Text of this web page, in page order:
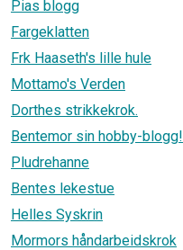
Pias blogg
Fargeklatten
Frk Haaseth's lille hule
Mottamo's Verden
Dorthes strikkekrok.
Bentemor sin hobby-blogg!
Pludrehanne
Bentes lekestue
Helles Syskrin
Mormors håndarbeidskrok